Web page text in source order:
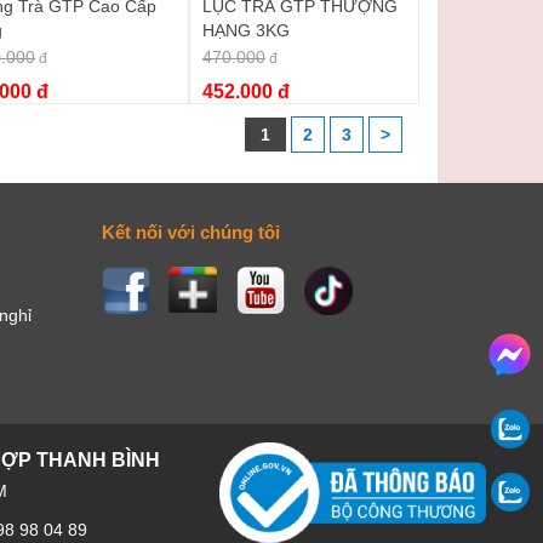
Trà GTP Cao Cấp
đ
đ
LỤC TRÀ GTP THƯỢNG
HẠNG 3KG
470.000 đ
452.000 đ
1 2 3 >
Kết nối với chúng tôi
THANH BÌNH
98 04 89